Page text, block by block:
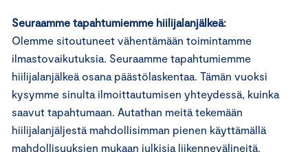
Seuraamme tapahtumiemme hiilijalanjälkeä:
Olemme sitoutuneet vähentämään toimintamme
ilmastovaikutuksia. Seuraamme tapahtumiemme
hiilijalanjälkeä osana päästölaskentaa. Tämän vuoksi
kysymme sinulta ilmoittautumisen yhteydessä, kuinka
saavut tapahtumaan. Autathan meitä tekemään
hiilijalanjäljestä mahdollisimman pienen käyttämällä
mahdollisuuksien mukaan julkisia liikennevälineitä.